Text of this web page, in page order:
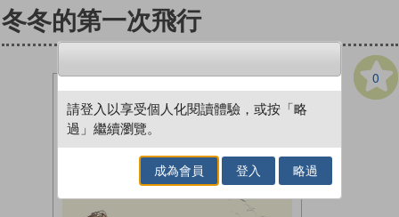
冬冬的第一次飛行
0
請登入以享受個人化閱讀體驗，或按「略
過」繼續瀏覽。
成為會員 登入 略過